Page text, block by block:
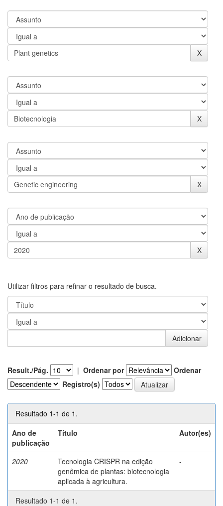
Utilizar filtros para refinar o resultado de busca.
Result./Pág. | Ordenar por
Ordenar
Registro(s)
Resultado 1-1 de 1.
Ano de
publicação
Título Autor(es)
2020
Tecnologia CRISPR na edição
genômica de plantas: biotecnologia
aplicada à agricultura.
-
Resultado 1-1 de 1.